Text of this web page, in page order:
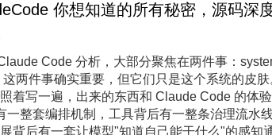
你想知道的所有秘密，源码深
Code 分析，大部分聚焦在两件事：
两件事确实重要，但它们只是这个系统的皮肤
着写一遍，出来的东西和 Claude Code 的体
一整套编排机制，工具背后有一整条治理流水
背后有一套让模型"知道自己能干什么"的感知